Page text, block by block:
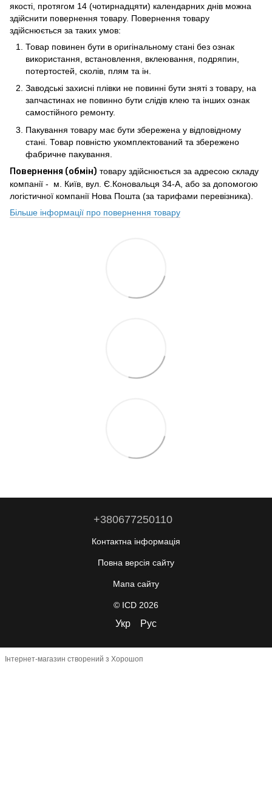
якості, протягом 14 (чотирнадцяти) календарних днів можна
здійснити повернення товару. Повернення товару
здійснюється за таких умов:
Товар повинен бути в оригінальному стані без ознак
використання, встановлення, вклеювання, подряпин,
потертостей, сколів, плям та ін.
Заводські захисні плівки не повинні бути зняті з товару, на
запчастинах не повинно бути слідів клею та інших ознак
самостійного ремонту.
Пакування товару має бути збережена у відповідному
стані. Товар повністю укомплектований та збережено
фабричне пакування.
Повернення (обмін) товару здійснюється за адресою складу
компанії - м. Київ, вул. Є.Коновальця 34-А, або за допомогою
логістичної компанії Нова Пошта (за тарифами перевізника).
Більше інформації про повернення товару
+380677250110
Контактна інформація
Повна версія сайту
Мапа сайту
© ICD 2026
Укр Рус
Інтернет-магазин створений з Хорошоп